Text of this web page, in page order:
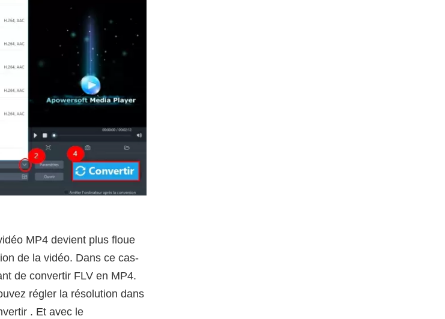
MP4 devient plus floue
de la vidéo. Dans ce cas-
de convertir FLV en MP4.
régler la résolution dans
. Et avec le